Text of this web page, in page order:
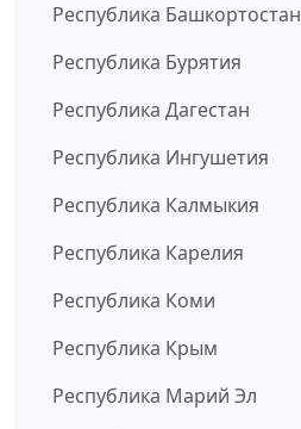
Республика Башкортостан
Республика Бурятия
Республика Дагестан
Республика Ингушетия
Республика Калмыкия
Республика Карелия
Республика Коми
Республика Крым
Республика Марий Эл